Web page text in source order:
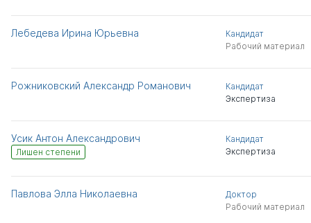
Лебедева Ирина Юрьевна
Кандидат
Рабочий материал
Рожниковский Александр Романович
Кандидат
Экспертиза
Усик Антон Александрович
Лишен степени
Кандидат
Экспертиза
Павлова Элла Николаевна
Доктор
Рабочий материал